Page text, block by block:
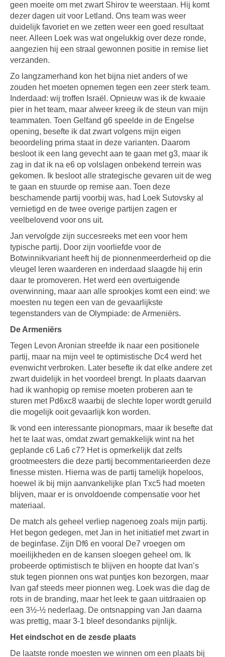
geen moeite om met zwart Shirov te weerstaan. Hij komt
dezer dagen uit voor Letland. Ons team was weer
duidelijk favoriet en we zetten weer een goed resultaat
neer. Alleen Loek was wat ongelukkig over deze ronde,
aangezien hij een straal gewonnen positie in remise liet
verzanden.
Zo langzamerhand kon het bijna niet anders of we
zouden het moeten opnemen tegen een zeer sterk team.
Inderdaad: wij troffen Israël. Opnieuw was ik de kwaaie
pier in het team, maar alweer kreeg ik de steun van mijn
teammaten. Toen Gelfand g6 speelde in de Engelse
opening, besefte ik dat zwart volgens mijn eigen
beoordeling prima staat in deze varianten. Daarom
besloot ik een lang gevecht aan te gaan met g3, maar ik
zag in dat ik na e6 op volslagen onbekend terrein was
gekomen. Ik besloot alle strategische gevaren uit de weg
te gaan en stuurde op remise aan. Toen deze
beschamende partij voorbij was, had Loek Sutovsky al
vernietigd en de twee overige partijen zagen er
veelbelovend voor ons uit.
Jan vervolgde zijn succesreeks met een voor hem
typische partij. Door zijn voorliefde voor de
Botwinnikvariant heeft hij de pionnenmeerderheid op die
vleugel leren waarderen en inderdaad slaagde hij erin
daar te promoveren. Het werd een overtuigende
overwinning, maar aan alle sprookjes komt een eind: we
moesten nu tegen een van de gevaarlijkste
tegenstanders van de Olympiade: de Armeniërs.
De Armeniërs
Tegen Levon Aronian streefde ik naar een positionele
partij, maar na mijn veel te optimistische Dc4 werd het
evenwicht verbroken. Later besefte ik dat elke andere zet
zwart duidelijk in het voordeel brengt. In plaats daarvan
had ik wanhopig op remise moeten proberen aan te
sturen met Pd6xc8 waarbij de slechte loper wordt geruild
die mogelijk ooit gevaarlijk kon worden.
Ik vond een interessante pionopmars, maar ik besefte dat
het te laat was, omdat zwart gemakkelijk wint na het
geplande c6 La6 c7? Het is opmerkelijk dat zelfs
grootmeesters die deze partij becommentarieerden deze
finesse misten. Hierna was de partij tamelijk hopeloos,
hoewel ik bij mijn aanvankelijke plan Txc5 had moeten
blijven, maar er is onvoldoende compensatie voor het
materiaal.
De match als geheel verliep nagenoeg zoals mijn partij.
Het begon gedegen, met Jan in het initiatief met zwart in
de beginfase. Zijn Df6 en vooral De7 vroegen om
moeilijkheden en de kansen sloegen geheel om. Ik
probeerde optimistisch te blijven en hoopte dat Ivan’s
stuk tegen pionnen ons wat puntjes kon bezorgen, maar
Ivan gaf steeds meer pionnen weg. Loek was die dag de
rots in de branding, maar het leek te gaan uitdraaien op
een 3½-½ nederlaag. De ontsnapping van Jan daarna
was prettig, maar 3-1 bleef desondanks pijnlijk.
Het eindschot en de zesde plaats
De laatste ronde moesten we winnen om een plaats bij